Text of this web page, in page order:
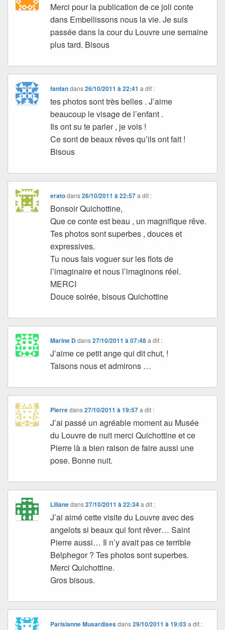
Merci pour la publication de ce joli conte
dans Embellissons nous la vie. Je suis
passée dans la cour du Louvre une semaine
plus tard. Bisous
fanfandans26/10/2011 à 22:41 a dit :
tes photos sont très belles . J’aime
beaucoup le visage de l’enfant .
Ils ont su te parler , je vois !
Ce sont de beaux rêves qu’ils ont fait !
Bisous
eratodans26/10/2011 à 22:57 a dit :
Bonsoir Quichottine,
Que ce conte est beau , un magnifique rêve.
Tes photos sont superbes , douces et
expressives.
Tu nous fais voguer sur les flots de
l’imaginaire et nous l’imaginons réel.
MERCI
Douce soirée, bisous Quichottine
Marine Ddans27/10/2011 à 07:48 a dit :
J’aime ce petit ange qui dit chut, !
Taisons nous et admirons …
Pierredans27/10/2011 à 19:57 a dit :
J’ai passé un agréable moment au Musée
du Louvre de nuit merci Quichottine et ce
Pierre là a bien raison de faire aussi une
pose. Bonne nuit.
Lilianedans27/10/2011 à 22:34 a dit :
J’ai aimé cette visite du Louvre avec des
angelots si beaux qui font rêver… Saint
Pierre aussi… Il n’y avait pas ce terrible
Belphegor ? Tes photos sont superbes.
Merci Quichottine.
Gros bisous.
Parisianne Musardisesdans29/10/2011 à 19:03 a dit :